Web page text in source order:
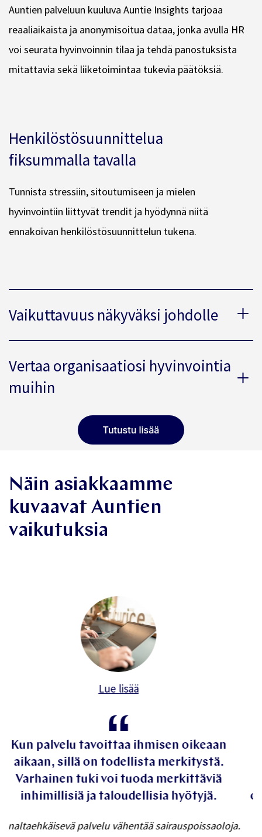
Auntien palveluun kuuluva Auntie Insights tarjoaa
reaaliaikaista ja anonymisoitua dataa, jonka avulla HR
voi seurata hyvinvoinnin tilaa ja tehdä panostuksista
mitattavia sekä liiketoimintaa tukevia päätöksiä.
Henkilöstösuunnittelua
fiksummalla tavalla
Tunnista stressiin, sitoutumiseen ja mielen
hyvinvointiin liittyvät trendit ja hyödynnä niitä
ennakoivan henkilöstösuunnittelun tukena.
Vaikuttavuus näkyväksi johdolle
Vertaa organisaatiosi hyvinvointia
muihin
Näin asiakkaamme
kuvaavat Auntien
vaikutuksia
Lue lisää
Meille oli tärkeää, että palvelu on
maailmanlaajuinen ja siten aidosti
kaikkien työntekijöiden saatavilla. Meillä
on toimistoja Sydneystä San Franciscoon,
sujuvasti kaikilla aikavyöhykkeillä ja eri